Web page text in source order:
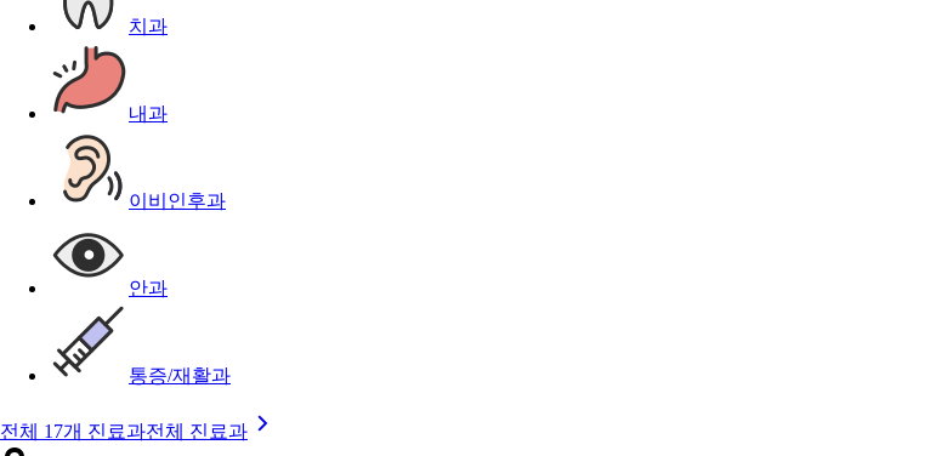
치과
내과
이비인후과
안과
통증/재활과
전체 17개 진료과전체 진료과